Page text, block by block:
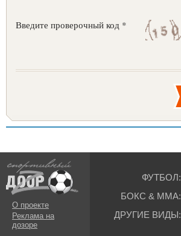
Введите проверочный код *
О проекте
Реклама на
дозоре
ФУТБОЛ:
БОКС & ММА:
ДРУГИЕ ВИДЫ: